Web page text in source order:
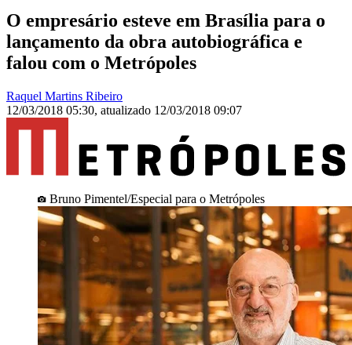
O empresário esteve em Brasília para o
lançamento da obra autobiográfica e
falou com o Metrópoles
Raquel Martins Ribeiro
12/03/2018 05:30, atualizado 12/03/2018 09:07
Bruno Pimentel/Especial para o Metrópoles